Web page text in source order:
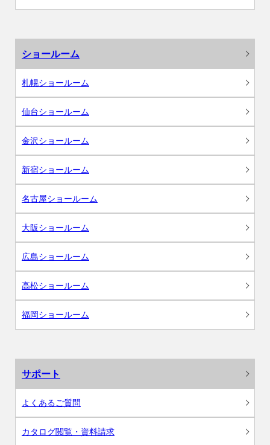
ショールーム
札幌ショールーム
仙台ショールーム
金沢ショールーム
新宿ショールーム
名古屋ショールーム
大阪ショールーム
広島ショールーム
高松ショールーム
福岡ショールーム
サポート
よくあるご質問
カタログ閲覧・資料請求